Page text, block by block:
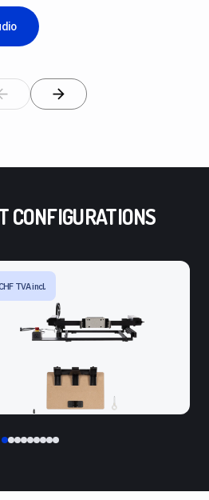
CONFIGURATIONS
+ WORKSTATION + KIT
TABLETTE + PLATE + BUTÉE DE
TVA incl.